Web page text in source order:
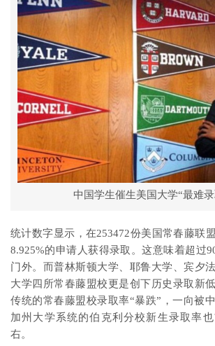
中国学生催生美国大学“最难
统计数字显示，在253472份美国常春藤联
8.925%的申请人获得录取。这意味着超过
门外。而普林斯顿大学、耶鲁大学、宾夕
大学四所常春藤盟校更是创下历史录取新
传统的常春藤盟校录取率“暴跌”，一向被
加州大学系统的伯克利分校新生录取率
右。​